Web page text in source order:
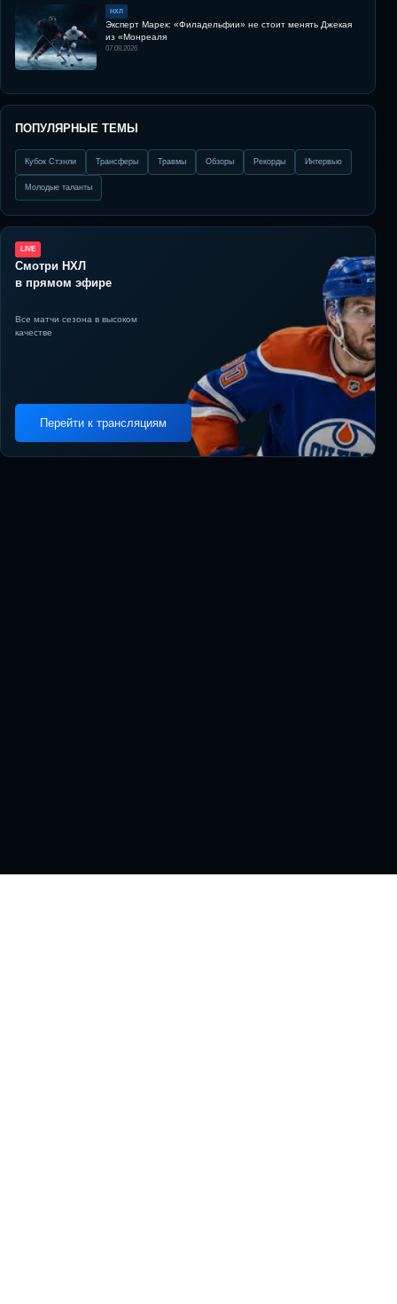
НХЛ
Эксперт Марек: «Филадельфии» не стоит менять Джекая
из «Монреаля
07.08.2026
ПОПУЛЯРНЫЕ ТЕМЫ
Кубок Стэнли Трансферы Травмы Обзоры Рекорды Интервью
Молодые таланты
LIVE
Смотри НХЛ
в прямом эфире
Все матчи сезона в высоком
качестве
Перейти к трансляциям